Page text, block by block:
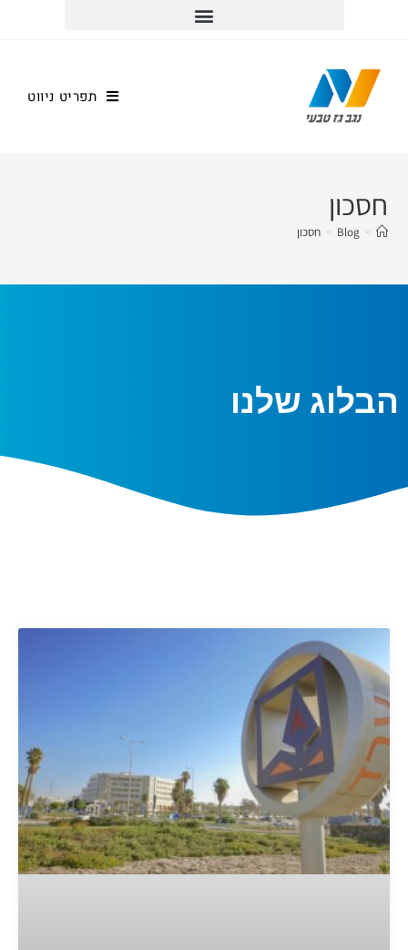
תפריט ניווט
חסכון
>
Blog
> חסכון
הבלוג שלנו